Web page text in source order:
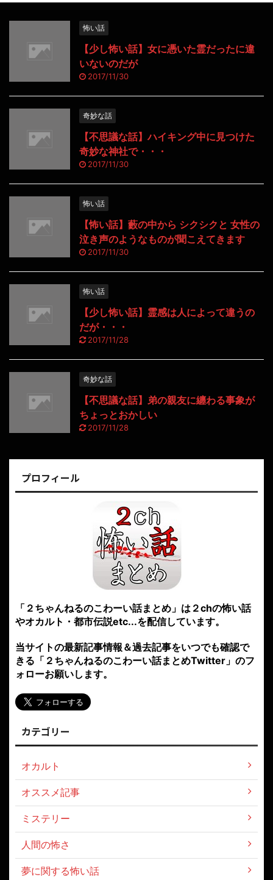
怖い話
【少し怖い話】女に憑いた霊だったに違
いないのだが
2017/11/30
奇妙な話
【不思議な話】ハイキング中に見つけた
奇妙な神社で・・・
2017/11/30
怖い話
【怖い話】藪の中から シクシクと 女性の
泣き声のようなものが聞こえてきます
2017/11/30
怖い話
【少し怖い話】霊感は人によって違うの
だが・・・
2017/11/28
奇妙な話
【不思議な話】弟の親友に纏わる事象が
ちょっとおかしい
2017/11/28
プロフィール
「２ちゃんねるのこわーい話まとめ」は２chの怖い話
やオカルト・都市伝説etc...を配信しています。
当サイトの最新記事情報＆過去記事をいつでも確認で
きる「２ちゃんねるのこわーい話まとめTwitter」のフ
ォローお願いします。
カテゴリー
オカルト
オススメ記事
ミステリー
人間の怖さ
夢に関する怖い話